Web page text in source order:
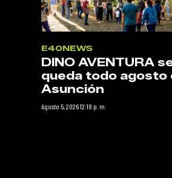
E40NEWS
DINO AVENTURA
queda todo agosto
Asunción
Agosto 5, 2026 12:18 p. m.